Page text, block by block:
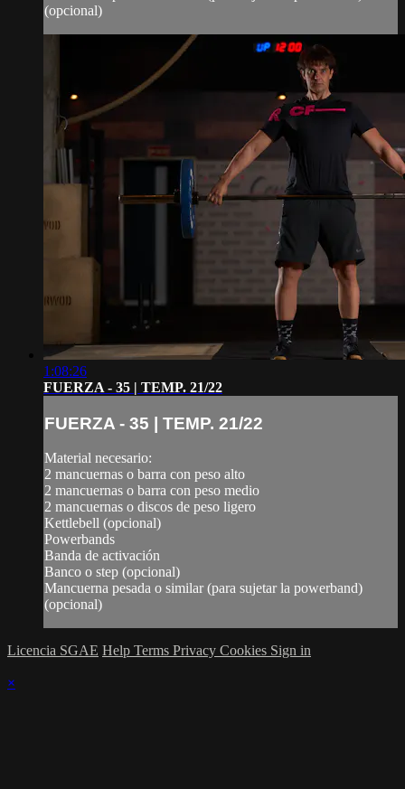
(opcional)
1:08:26
FUERZA - 35 | TEMP. 21/22
FUERZA - 35 | TEMP. 21/22
Material necesario:
2 mancuernas o barra con peso alto
2 mancuernas o barra con peso medio
2 mancuernas o discos de peso ligero
Kettlebell (opcional)
Powerbands
Banda de activación
Banco o step (opcional)
Mancuerna pesada o similar (para sujetar la powerband)
(opcional)
Licencia SGAE Help Terms Privacy Cookies Sign in
×